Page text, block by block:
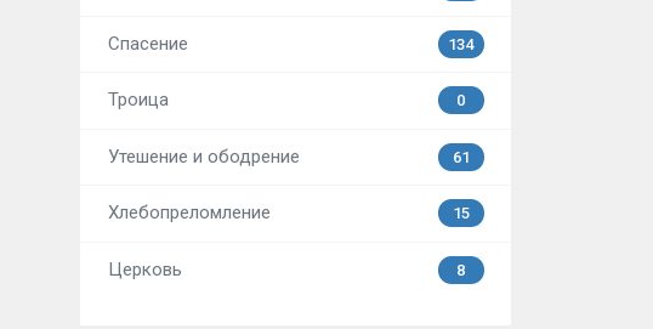
Спасение 134
Троица 0
Утешение и ободрение 61
Хлебопреломление 15
Церковь 8